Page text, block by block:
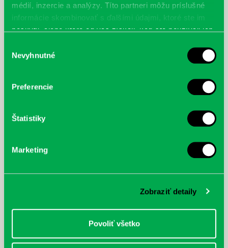
médií, inzercie a analýzy. Títo partneri môžu príslušné
informácie skombinovať s ďalšími údajmi, ktoré ste im
poskytli, alebo ktoré od vás získali, keď ste používali ich
súhlasu
Nevyhnutné
Preferencie
Štatistiky
Marketing
Zobraziť detaily
Povoliť všetko
cyklistu modernej doby:
nezastaviteľný